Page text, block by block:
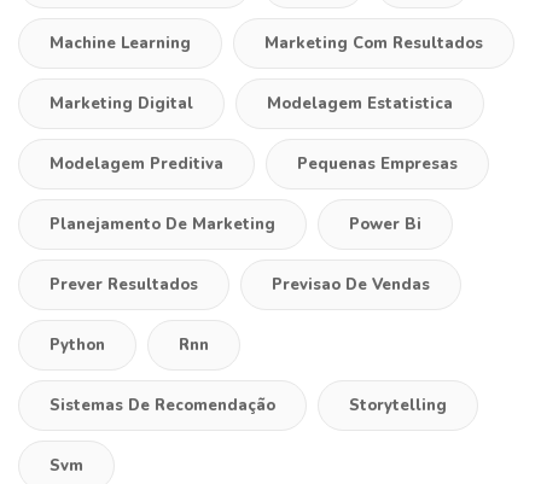
Machine Learning Marketing Com Resultados
Marketing Digital Modelagem Estatistica
Modelagem Preditiva Pequenas Empresas
Planejamento De Marketing Power Bi
Prever Resultados Previsao De Vendas
Python Rnn
Sistemas De Recomendação Storytelling
Svm